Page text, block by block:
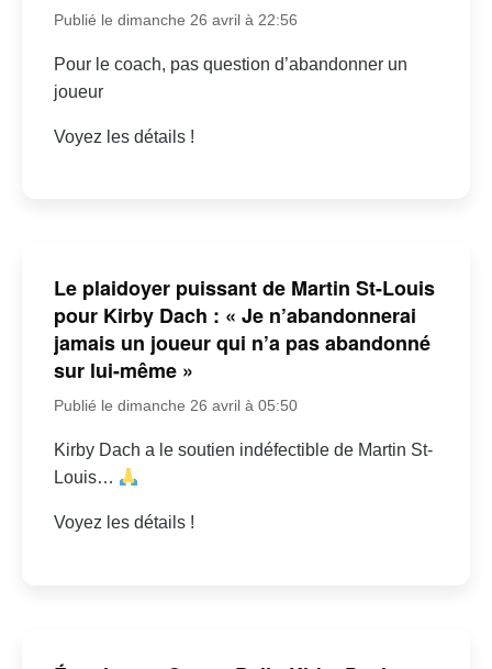
Publié le dimanche 26 avril à 22:56
Pour le coach, pas question d’abandonner un
joueur
Voyez les détails !
Le plaidoyer puissant de Martin St-Louis
pour Kirby Dach : « Je n’abandonnerai
jamais un joueur qui n’a pas abandonné
sur lui-même »
Publié le dimanche 26 avril à 05:50
Kirby Dach a le soutien indéfectible de Martin St-
Louis…
Voyez les détails !